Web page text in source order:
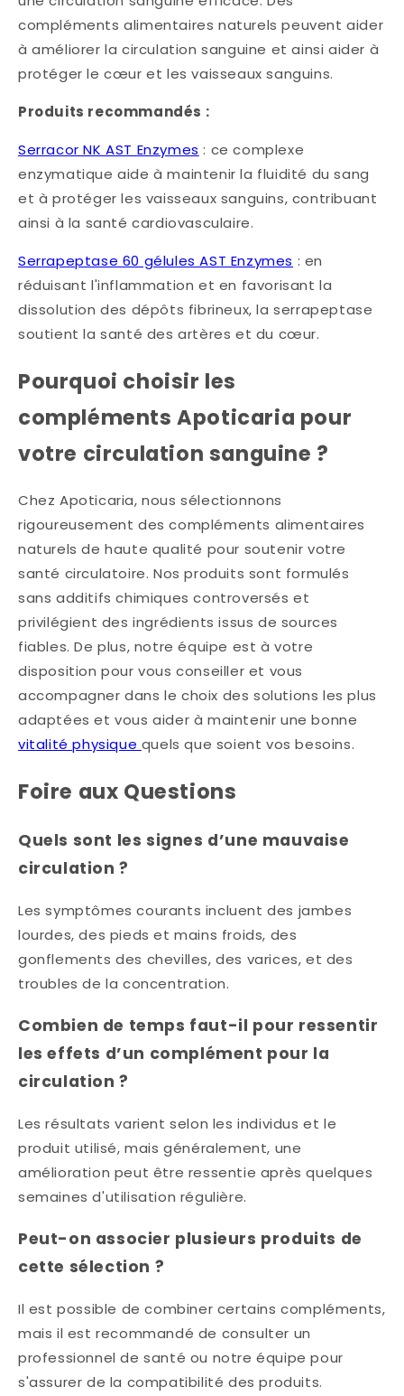
compléments alimentaires naturels peuvent aider
à améliorer la circulation sanguine et ainsi aider à
protéger le cœur et les vaisseaux sanguins.​
Produits recommandés :
Serracor NK AST Enzymes : ce complexe
enzymatique aide à maintenir la fluidité du sang
et à protéger les vaisseaux sanguins, contribuant
ainsi à la santé cardiovasculaire.​
Serrapeptase 60 gélules AST Enzymes : en
réduisant l'inflammation et en favorisant la
dissolution des dépôts fibrineux, la serrapeptase
soutient la santé des artères et du cœur.
Pourquoi choisir les
compléments Apoticaria pour
votre circulation sanguine ?
Chez Apoticaria, nous sélectionnons
rigoureusement des compléments alimentaires
naturels de haute qualité pour soutenir votre
santé circulatoire. Nos produits sont formulés
sans additifs chimiques controversés et
privilégient des ingrédients issus de sources
fiables. De plus, notre équipe est à votre
disposition pour vous conseiller et vous
accompagner dans le choix des solutions les plus
adaptées et vous aider à maintenir une bonne
vitalité physique quels que soient vos besoins.
Foire aux Questions
Quels sont les signes d’une mauvaise
circulation ?
Les symptômes courants incluent des jambes
lourdes, des pieds et mains froids, des
gonflements des chevilles, des varices, et des
troubles de la concentration.​
Combien de temps faut-il pour ressentir
les effets d’un complément pour la
circulation ?
Les résultats varient selon les individus et le
produit utilisé, mais généralement, une
amélioration peut être ressentie après quelques
semaines d'utilisation régulière.​
Peut-on associer plusieurs produits de
cette sélection ?
Il est possible de combiner certains compléments,
mais il est recommandé de consulter un
professionnel de santé ou notre équipe pour
s'assurer de la compatibilité des produits.​